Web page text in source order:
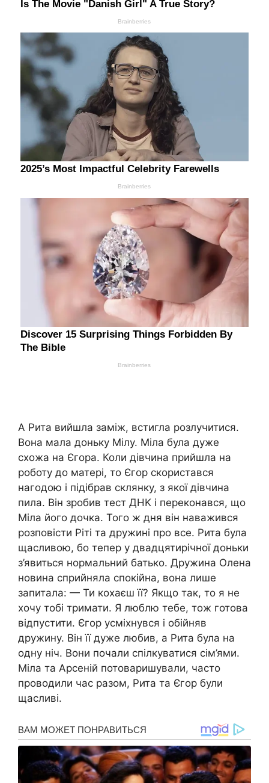
А Рита вийшла заміж, встигла розлучитися.
Вона мала доньку Мілу. Міла була дуже
схожа на Єгора. Коли дівчина прийшла на
роботу до матері, то Єгор скористався
нагодою і підібрав склянку, з якої дівчина
пила. Він зробив тест ДHK і переконався, що
Міла його дочка. Того ж дня він наважився
розповісти Ріті та дружині про все. Рита була
щасливою, бо тепер у двадцятирічної доньки
з’явиться нормальний батько. Дружина Олена
новина сприйняла спокійна, вона лише
запитала: — Ти кохаєш її? Якщо так, то я не
хочу тобі тримати. Я люблю тебе, тож готова
відпустити. Єгор усміхнувся і обійняв
дружину. Він її дуже любив, а Рита була на
одну ніч. Вони почали спілкуватися сім’ями.
Міла та Арсеній потоваришували, часто
проводили час разом, Рита та Єгор були
щасливі.